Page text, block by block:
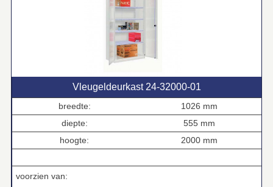
Vleugeldeurkast 24‑32000‑01
breedte:
1026 mm
diepte:
555 mm
hoogte:
2000 mm
voorzien van: